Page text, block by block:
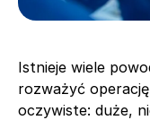
Istnieje wiele
rozważyć
oczywiste: duże,